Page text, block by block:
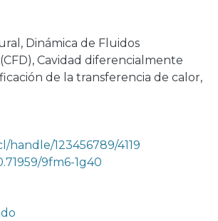
, Dinámica de Fluidos
, Cavidad diferencialmente
de la transferencia de calor,
handle/123456789/4119
9fm6-1g40